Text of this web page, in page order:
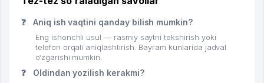
❓ Aniq ish vaqtini qanday bilish mumkin?
Eng ishonchli usul — rasmiy saytni tekshirish yoki
telefon orqali aniqlashtirish. Bayram kunlarida jadval
o‘zgarishi mumkin.
❓ Oldindan yozilish kerakmi?